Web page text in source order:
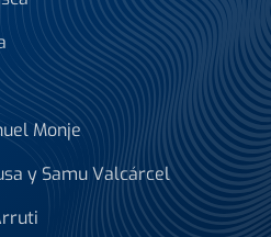
Monje
y Samu Valcárcel